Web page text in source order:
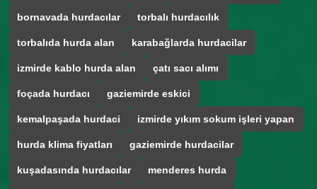
bornavada hurdacılar torbalı hurdacılık
torbalıda hurda alan karabağlarda hurdacilar
izmirde kablo hurda alan çatı sacı alımı
foçada hurdacı gaziemirde eskici
kemalpaşada hurdaci izmirde yıkım sokum işleri yapan
hurda klima fiyatları gaziemirde hurdacilar
kuşadasında hurdacılar menderes hurda